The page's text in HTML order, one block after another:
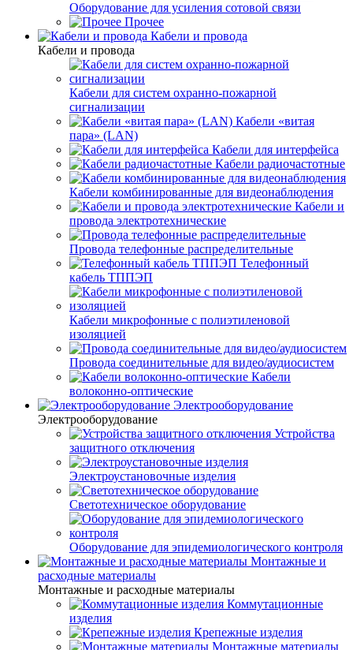
Оборудование для усиления сотовой связи
Прочее
Кабели и провода
Кабели и провода
Кабели для систем охранно-пожарной
сигнализации
Кабели «витая
пара» (LAN)
Кабели для интерфейса
Кабели радиочастотные
Кабели комбинированные для видеонаблюдения
Кабели и
провода электротехнические
Провода телефонные распределительные
Телефонный
кабель ТППЭП
Кабели микрофонные с полиэтиленовой
изоляцией
Провода соединительные для видео/аудиосистем
Кабели
волоконно-оптические
Электрооборудование
Электрооборудование
Устройства
защитного отключения
Электроустановочные изделия
Светотехническое оборудование
Оборудование для эпидемиологического контроля
Монтажные и
расходные материалы
Монтажные и расходные материалы
Коммутационные
изделия
Крепежные изделия
Монтажные материалы